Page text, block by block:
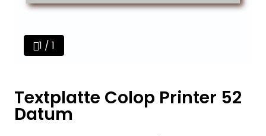
1 / 1
Textplatte Colop Printer 52
Datum